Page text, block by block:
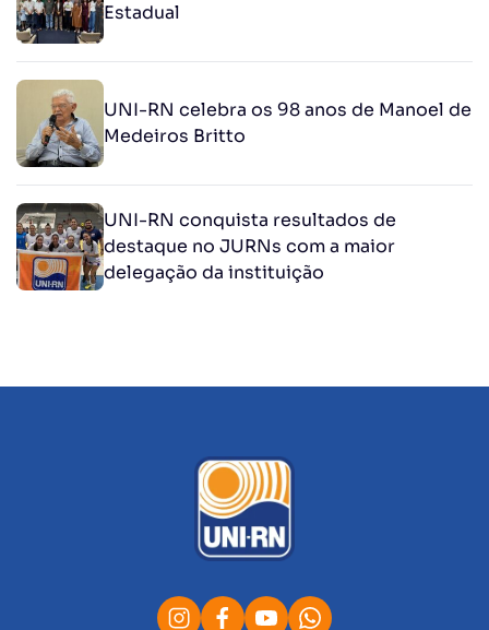
Estadual
UNI-RN celebra os 98 anos de Manoel de
Medeiros Britto
UNI-RN conquista resultados de
destaque no JURNs com a maior
delegação da instituição